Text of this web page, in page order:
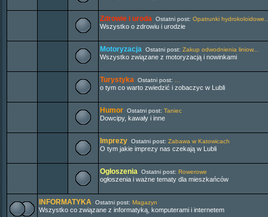
Zdrowie i uroda Ostatni post: Opatrunki
Wszystko o zdrowiu i urodzie
Motoryzacja Ostatni post: Zakup odwodnienia liniow...
Wszystko związane z motoryzacją i nowinkami
Turystyka Ostatni post:
o tym co warto zwiedzić i zobaczyc w Lubli
Humor Ostatni post: Taniec
Dowcipy, kawały i inne
Imprezy Ostatni post: Zabawa w Katowicach
O tym jakie imprezy nas czekają w Lubli
Ogłoszenia Ostatni post: Rowerowe
ogłoszenia i ważne tematy dla mieszkańców
INFORMATYKA Ostatni post: Magazyn
Wszystko co związane z informatyką, komputerami i internetem